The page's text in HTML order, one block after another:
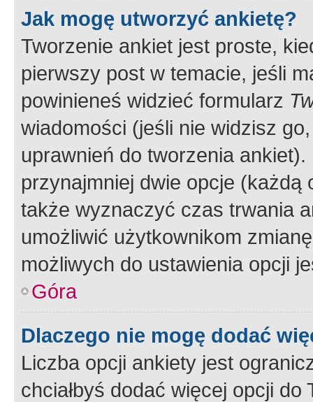
Jak mogę utworzyć ankietę?
Tworzenie ankiet jest proste,
pierwszy post w temacie, jeśli
powinieneś widzieć formularz
wiadomości (jeśli nie widzisz
uprawnień do tworzenia
przynajmniej dwie opcje
także wyznaczyć czas trwania
umożliwić użytkownikom
możliwych do ustawienia opcji
Góra
Dlaczego nie mogę dodać
Liczba opcji ankiety jest
chciałbyś dodać więcej opcji